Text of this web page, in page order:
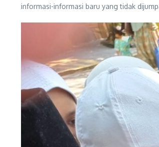
informasi-informasi baru yang tidak